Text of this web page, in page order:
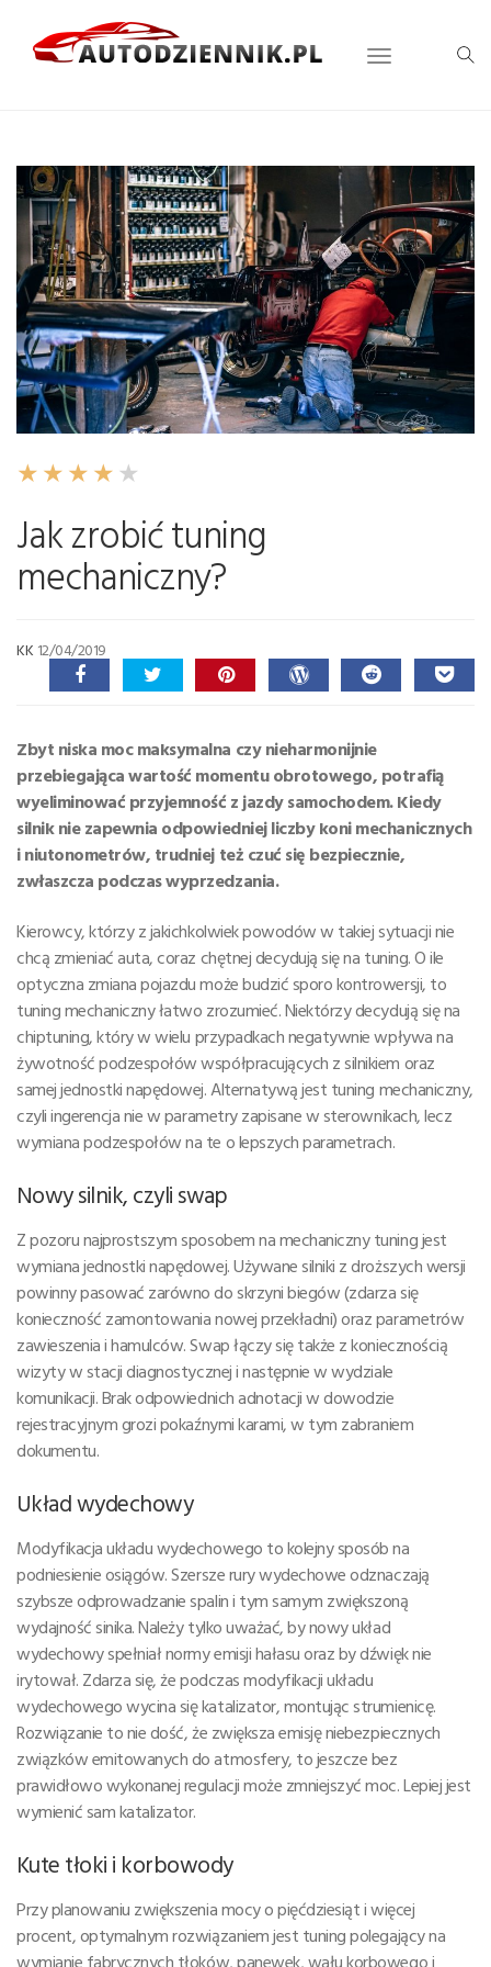
Jak zrobić tuning
mechaniczny?
KK 12/04/2019
Zbyt niska moc maksymalna czy nieharmonijnie
przebiegająca wartość momentu obrotowego, potrafią
wyeliminować przyjemność z jazdy samochodem. Kiedy
silnik nie zapewnia odpowiedniej liczby koni mechanicznych
i niutonometrów, trudniej też czuć się bezpiecznie,
zwłaszcza podczas wyprzedzania.
Kierowcy, którzy z jakichkolwiek powodów w takiej sytuacji nie
chcą zmieniać auta, coraz chętnej decydują się na tuning. O ile
optyczna zmiana pojazdu może budzić sporo kontrowersji, to
tuning mechaniczny łatwo zrozumieć. Niektórzy decydują się na
chiptuning, który w wielu przypadkach negatywnie wpływa na
żywotność podzespołów współpracujących z silnikiem oraz
samej jednostki napędowej. Alternatywą jest tuning mechaniczny,
czyli ingerencja nie w parametry zapisane w sterownikach, lecz
wymiana podzespołów na te o lepszych parametrach.
Nowy silnik, czyli swap
Z pozoru najprostszym sposobem na mechaniczny tuning jest
wymiana jednostki napędowej. Używane silniki z droższych wersji
powinny pasować zarówno do skrzyni biegów (zdarza się
konieczność zamontowania nowej przekładni) oraz parametrów
zawieszenia i hamulców. Swap łączy się także z koniecznością
wizyty w stacji diagnostycznej i następnie w wydziale
komunikacji. Brak odpowiednich adnotacji w dowodzie
rejestracyjnym grozi pokaźnymi karami, w tym zabraniem
dokumentu.
Układ wydechowy
Modyfikacja układu wydechowego to kolejny sposób na
podniesienie osiągów. Szersze rury wydechowe odznaczają
szybsze odprowadzanie spalin i tym samym zwiększoną
wydajność sinika. Należy tylko uważać, by nowy układ
wydechowy spełniał normy emisji hałasu oraz by dźwięk nie
irytował. Zdarza się, że podczas modyfikacji układu
wydechowego wycina się katalizator, montując strumienicę.
Rozwiązanie to nie dość, że zwiększa emisję niebezpiecznych
związków emitowanych do atmosfery, to jeszcze bez
prawidłowo wykonanej regulacji może zmniejszyć moc. Lepiej jest
wymienić sam katalizator.
Kute tłoki i korbowody
Przy planowaniu zwiększenia mocy o pięćdziesiąt i więcej
procent, optymalnym rozwiązaniem jest tuning polegający na